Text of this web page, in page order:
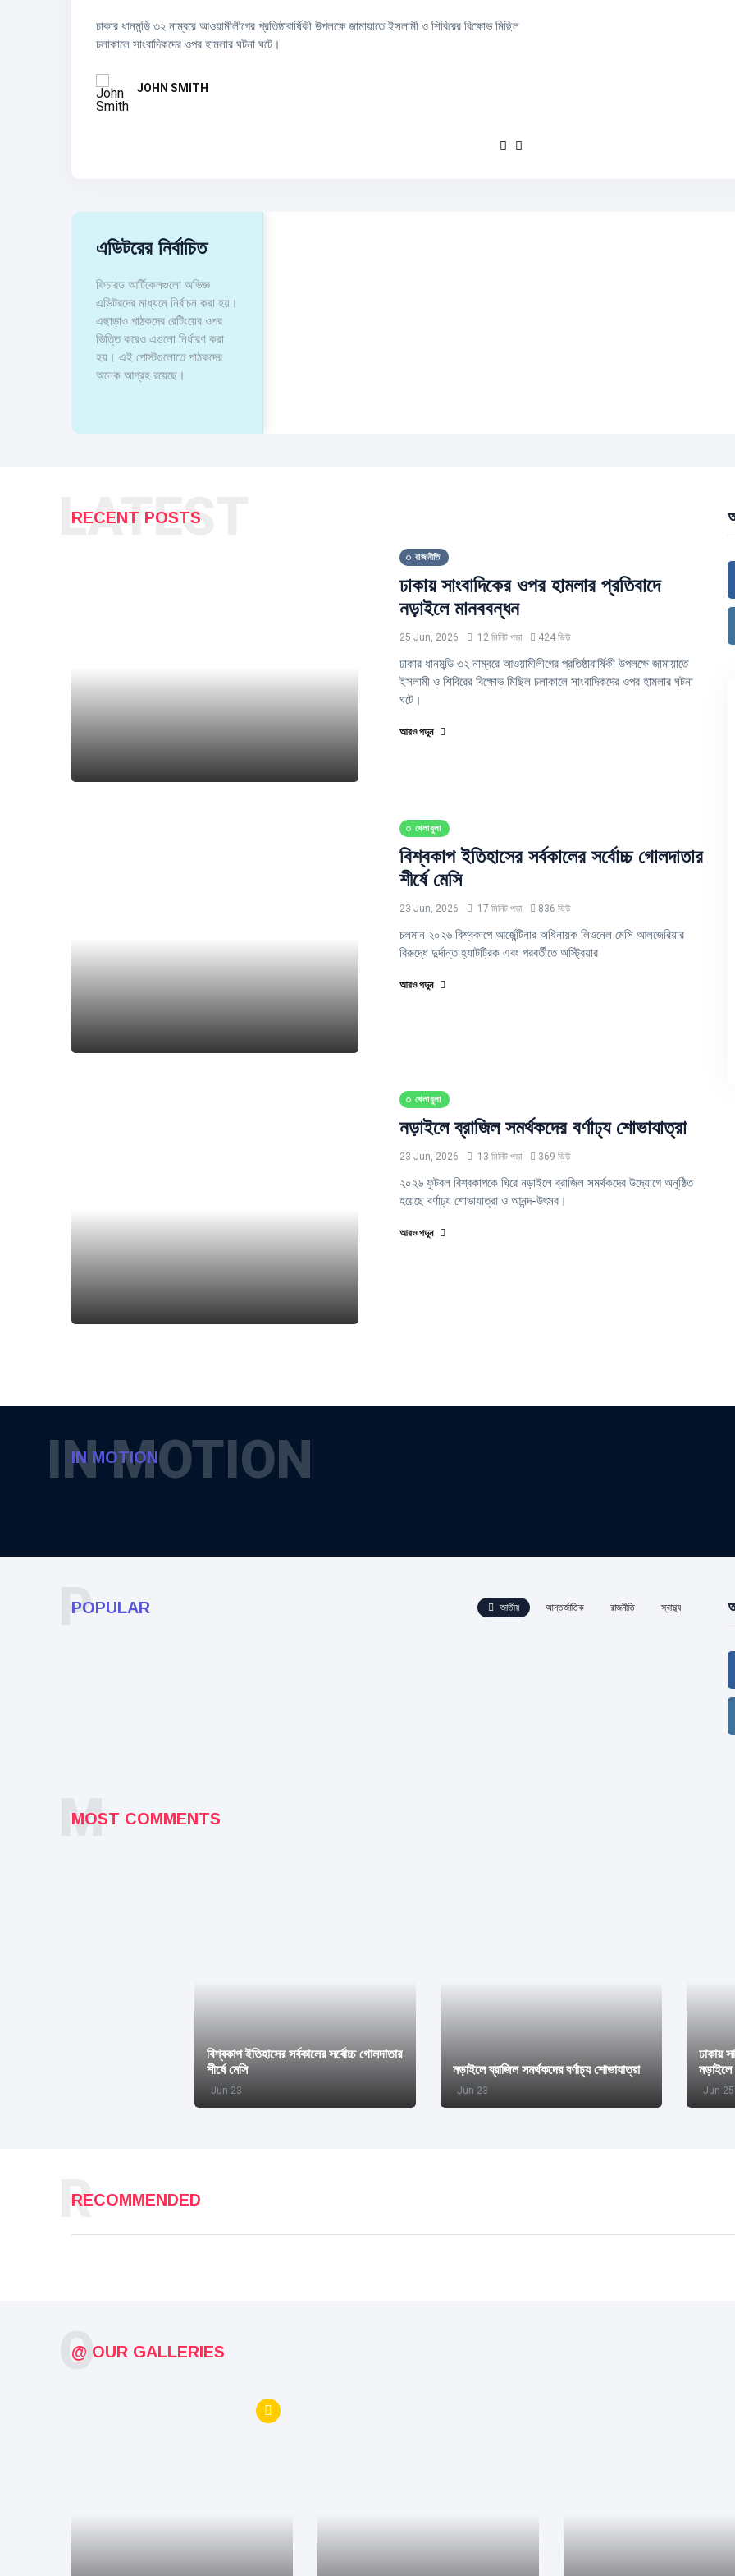
ঢাকার ধানমন্ডি ৩২ নাম্বরে আওয়ামীলীগের প্রতিষ্ঠাবার্ষিকী উপলক্ষে জামায়াতে ইসলামী ও শিবিরের বিক্ষোভ মিছিল
চলাকালে সাংবাদিকদের ওপর হামলার ঘটনা ঘটে।
JOHN SMITH
চলমান ২০২৬ বিশ্বকাপে আর্জেন্টিনার অধিনায়ক লিওনেল মেসি আলজেরিয়ার বিরুদ্ধে দুর্দান্ত হ্যাটট্রিক এবং
পরবর্তীতে অস্ট্রিয়ার
এডিটরের নির্বাচিত
ফিচারড আর্টিকেলগুলো অভিজ্ঞ
এডিটরদের মাধ্যমে নির্বাচন করা হয়।
এছাড়াও পাঠকদের রেটিংয়ের ওপর
ভিত্তি করেও এগুলো নির্ধারণ করা
হয়। এই পোস্টগুলোতে পাঠকদের
অনেক আগ্রহ রয়েছে।
RECENT POSTS
LATEST
রাজনীতি
ঢাকায় সাংবাদিকের ওপর হামলার প্রতিবাদে
নড়াইলে মানববন্ধন
25 Jun, 2026 12 মিনিট পড়া 424 ভিউ
ঢাকার ধানমন্ডি ৩২ নাম্বরে আওয়ামীলীগের প্রতিষ্ঠাবার্ষিকী উপলক্ষে জামায়াতে
ইসলামী ও শিবিরের বিক্ষোভ মিছিল চলাকালে সাংবাদিকদের ওপর হামলার ঘটনা
ঘটে।
আরও পড়ুন
খেলাধুলা
বিশ্বকাপ ইতিহাসের সর্বকালের সর্বোচ্চ গোলদাতার
শীর্ষে মেসি
23 Jun, 2026 17 মিনিট পড়া 836 ভিউ
চলমান ২০২৬ বিশ্বকাপে আর্জেন্টিনার অধিনায়ক লিওনেল মেসি আলজেরিয়ার
বিরুদ্ধে দুর্দান্ত হ্যাটট্রিক এবং পরবর্তীতে অস্ট্রিয়ার
আরও পড়ুন
খেলাধুলা
নড়াইলে ব্রাজিল সমর্থকদের বর্ণাঢ্য শোভাযাত্রা
23 Jun, 2026 13 মিনিট পড়া 369 ভিউ
২০২৬ ফুটবল বিশ্বকাপকে ঘিরে নড়াইলে ব্রাজিল সমর্থকদের উদ্যোগে অনুষ্ঠিত
হয়েছে বর্ণাঢ্য শোভাযাত্রা ও আনন্দ-উৎসব।
আরও পড়ুন
IN MOTION
IN MOTION
POPULAR
P জাতীয় আন্তর্জাতিক রাজনীতি স্বাস্থ্য
MOST COMMENTS
M
বিশ্বকাপ ইতিহাসের সর্বকালের সর্বোচ্চ গোলদাতার
শীর্ষে মেসি
Jun 23
নড়াইলে ব্রাজিল সমর্থকদের বর্ণাঢ্য শোভাযাত্রা
Jun 23
ঢাকায়
নড়াইলে
Jun 25
RECOMMENDED
R
@ OUR GALLERIES
O